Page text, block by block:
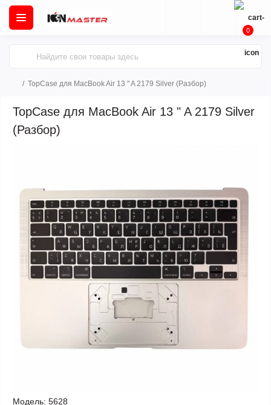
0
TopCase для MacBook Air 13 " A 2179 Silver (Разбор)
TopCase для MacBook Air 13 " A 2179 Silver
(Разбор)
Модель: 5628